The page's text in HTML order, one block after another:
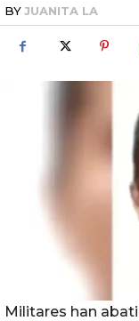
BYJUANITA LA
Militares han